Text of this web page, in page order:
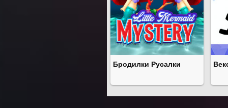
Бродилки Русалки